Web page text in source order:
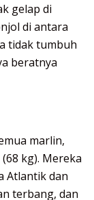
gelap di
di antara
tidak tumbuh
beratnya
marlin,
kg). Mereka
Atlantik dan
terbang, dan